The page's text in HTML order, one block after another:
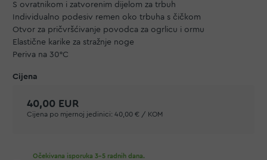
S ovratnikom i zatvorenim dijelom za trbuh
Individualno podesiv remen oko trbuha s čičkom
Otvor za pričvršćivanje povodca za ogrlicu i ormu
Elastične karike za stražnje noge
Periva na 30°C
40,00 EUR
Cijena po mjernoj jedinici: 40,00 € / KOM
Očekivana isporuka 3-5 radnih dana.